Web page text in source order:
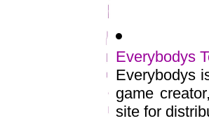
Everybodys
Everybodys
game
site for